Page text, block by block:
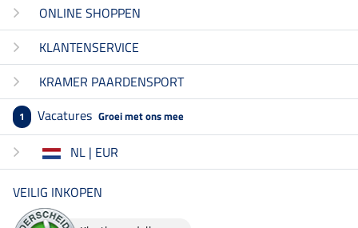
ONLINE SHOPPEN
KLANTENSERVICE
KRAMER PAARDENSPORT
1 Vacatures Groei met ons mee
NL | EUR
VEILIG INKOPEN